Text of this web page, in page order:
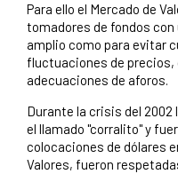
Para ello el Mercado de
tomadores de fondos
amplio como para evitar
fluctuaciones de
adecuaciones de aforos.
Durante la crisis del
el llamado "corralito" y
colocaciones de dólares
Valores, fueron